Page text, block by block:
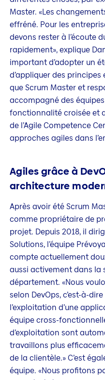
Master. «Les
effréné. Pour les
devons rester à l’écoute
rapidement», explique
important d’adopter un
d’appliquer des
que Scrum Master et
accompagné des
fonctionnalité croisée et
de l’Agile Competence
approches agiles dans
Agiles grâce à
architecture
Après avoir été Scrum
comme propriétaire de
projet. Depuis 2018, il
Solutions, l’équipe
compte actuellement
aussi activement dans
département. «Nous
selon DevOps, c’est-à-
l’exploitation d’une
équipe cross-
d’exploitation sont
travaillons plus
de la clientèle.» C’est
équipe. «Nous profitons